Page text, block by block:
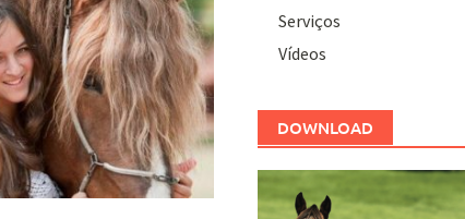
Serviços
Vídeos
DOWNLOAD